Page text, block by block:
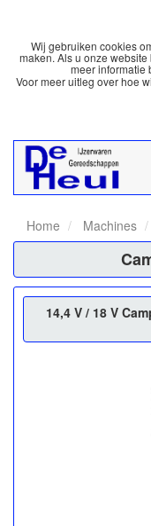
Wij gebruiken cookies
maken. Als u onze
meer informatie
Voor meer uitleg over hoe
Home Machines
14,4 V / 18 V